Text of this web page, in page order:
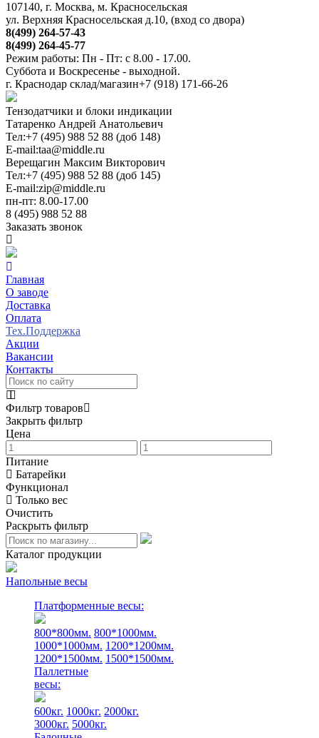
107140, г. Москва, м. Красносельская
ул. Верхняя Красносельская д.10, (вход со двора)
8(499) 264-57-43
8(499) 264-45-77
Режим работы: Пн - Пт: с 8.00 - 17.00.
Суббота и Воскресенье - выходной.
г. Краснодар склад/магазин+7 (918) 171-66-26
Тензодатчики и блоки индикации
Татаренко Андрей Анатольевич
Тел:+7 (495) 988 52 88 (доб 148)
E-mail:taa@middle.ru
Верещагин Максим Викторович
Тел:+7 (495) 988 52 88 (доб 145)
E-mail:zip@middle.ru
пн-пт: 8.00-17.00
8 (495) 988 52 88
Заказать звонок
Главная
О заводе
Доставка
Оплата
Тех.Поддержка
Акции
Вакансии
Контакты
Фильтр товаров
Закрыть фильтр
Цена
Питание
Батарейки
Функционал
Только вес
Очистить
Раскрыть фильтр
Каталог продукции
Напольные весы
Платформенные весы:
800*800мм. 800*1000мм.
1000*1000мм. 1200*1200мм.
1200*1500мм. 1500*1500мм.
Паллетные
весы:
600кг. 1000кг. 2000кг.
3000кг. 5000кг.